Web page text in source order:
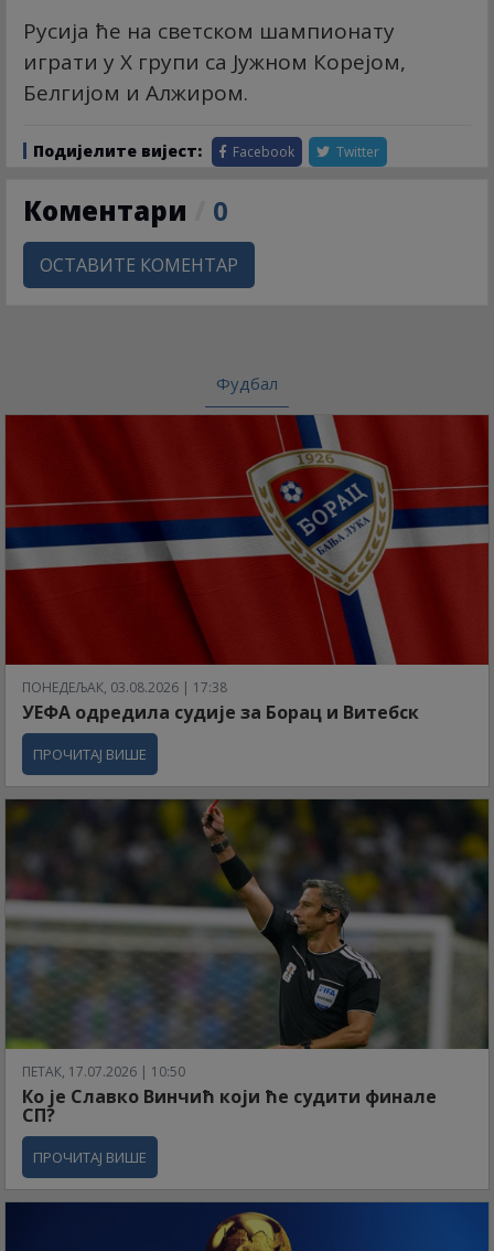
Русија ће на светском шампионату
играти у Х групи са Јужном Корејом,
Белгијом и Алжиром.
Подијелите вијест: Facebook Twitter
Коментари 0
ОСТАВИТЕ КОМЕНТАР
Фудбал
ПОНЕДЕЉАК, 03.08.2026 | 17:38
УЕФА одредила судије за Борац и Витебск
ПРОЧИТАЈ ВИШЕ
ПЕТАК, 17.07.2026 | 10:50
Ко је Славко Винчић који ће судити финале
СП?
ПРОЧИТАЈ ВИШЕ